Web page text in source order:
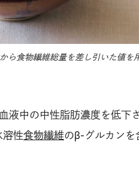
ら食物繊維総量を差し引いた値を
液中の中性脂肪濃度を低下
溶性食物繊維のβ-グルカンを